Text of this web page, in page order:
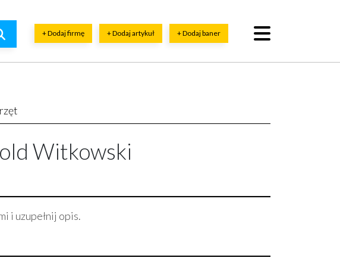
+ Dodaj firmę + Dodaj artykuł + Dodaj baner
Witkowski
i uzupełnij opis.